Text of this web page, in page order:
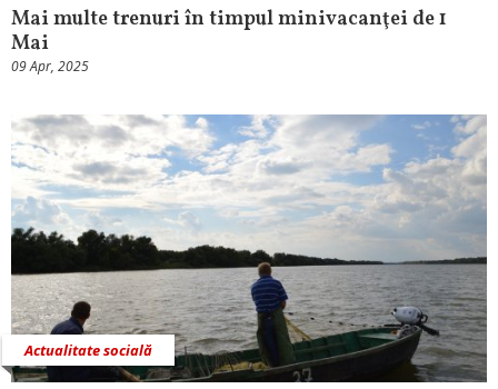
Mai multe trenuri în timpul minivacanţei de 1
Mai
09 Apr, 2025
Actualitate socială